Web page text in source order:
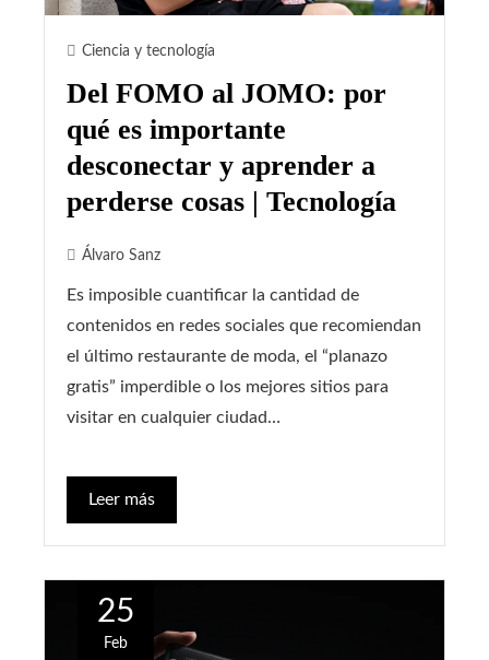
Ciencia y tecnología
Del FOMO al JOMO: por
qué es importante
desconectar y aprender a
perderse cosas | Tecnología
Álvaro Sanz
Es imposible cuantificar la cantidad de
contenidos en redes sociales que recomiendan
el último restaurante de moda, el “planazo
gratis” imperdible o los mejores sitios para
visitar en cualquier ciudad…
Leer más
25
Feb